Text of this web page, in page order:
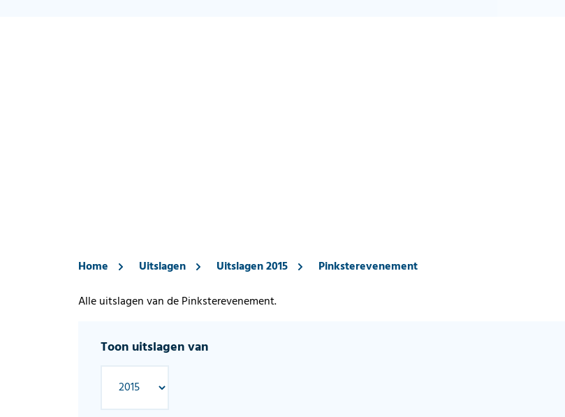
Home Uitslagen Uitslagen 2015
Pinksterevenement
Alle uitslagen van de Pinksterevenement.
Toon uitslagen van